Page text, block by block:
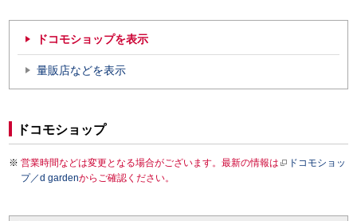
ドコモショップを表示
量販店などを表示
ドコモショップ
営業時間などは変更となる場合がございます。最新の情報は
ドコモショッ
プ／d gardenからご確認ください。